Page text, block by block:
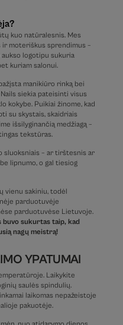
kuo natūralesnis. Mes
moteriškus sprendimus –
logotipu sukuria
kuriam salonui.
manikiūro rinką bei
siekia pateisinti visus
kokybe. Puikiai žinome, kad
su skystais, skaidriais
išsilyginančią medžiagą –
tekstūras.
sluoksniais – ar tirštesnis ar
lipnumo, o gal tiesiog
vienu sakiniu, todėl
parduotuvėje
parduotuvėse Lietuvoje.
buvo sukurtas taip, kad
nagų meistrą!
YPATUMAI
Laikykite
saulės spindulių.
laikomas nepažeistoje
pakuotėje.